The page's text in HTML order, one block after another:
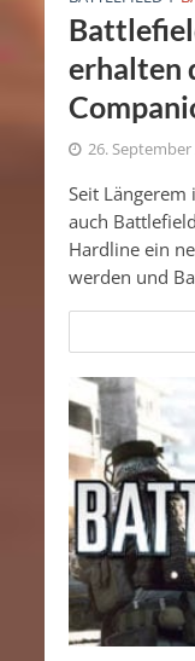
erhalten
26. September
Seit Längerem
auch
Hardline ein
werden und